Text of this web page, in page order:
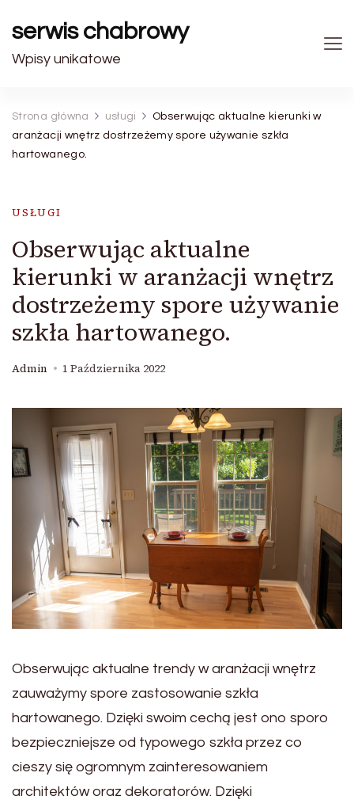
serwis chabrowy
Wpisy unikatowe
Strona główna usługi
Obserwując aktualne kierunki w
aranżacji wnętrz dostrzeżemy spore używanie szkła
hartowanego.
USŁUGI
Obserwując aktualne
kierunki w aranżacji wnętrz
dostrzeżemy spore używanie
szkła hartowanego.
Admin 1 Października 2022
Obserwując aktualne trendy w aranżacji wnętrz
zauważymy spore zastosowanie szkła
hartowanego. Dzięki swoim cechą jest ono sporo
bezpieczniejsze od typowego szkła przez co
cieszy się ogromnym zainteresowaniem
architektów oraz dekoratorów. Dzięki